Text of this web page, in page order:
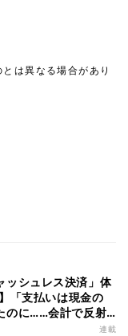
は異なる場合があり
ッシュレス決済」体
「支払いは現金の
のに……会計で反射
のは
連載